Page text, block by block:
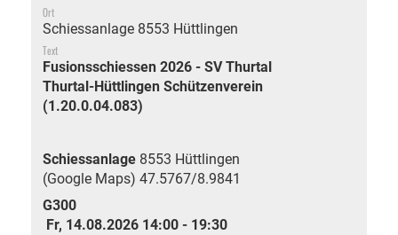
Ort
Schiessanlage 8553 Hüttlingen
Text
Fusionsschiessen 2026 - SV Thurtal
Thurtal-Hüttlingen Schützenverein
(1.20.0.04.083)
Schiessanlage 8553 Hüttlingen
(Google Maps) 47.5767/8.9841
G300
Fr, 14.08.2026 14:00 - 19:30